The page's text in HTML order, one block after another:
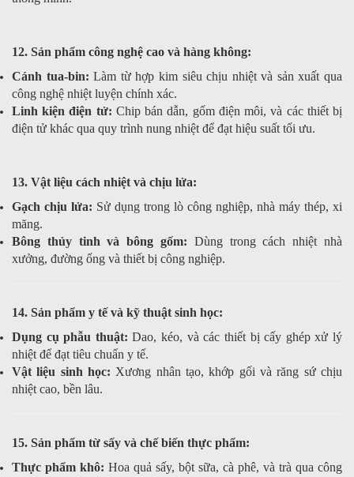
12. Sản phẩm công nghệ cao và hàng không:
Cánh tua-bin: Làm từ hợp kim siêu chịu nhiệt và sản xuất qua
công nghệ nhiệt luyện chính xác.
Linh kiện điện tử: Chip bán dẫn, gốm điện môi, và các thiết bị
điện tử khác qua quy trình nung nhiệt để đạt hiệu suất tối ưu.
13. Vật liệu cách nhiệt và chịu lửa:
Gạch chịu lửa: Sử dụng trong lò công nghiệp, nhà máy thép, xi
măng.
Bông thủy tinh và bông gốm: Dùng trong cách nhiệt nhà
xưởng, đường ống và thiết bị công nghiệp.
14. Sản phẩm y tế và kỹ thuật sinh học:
Dụng cụ phẫu thuật: Dao, kéo, và các thiết bị cấy ghép xử lý
nhiệt để đạt tiêu chuẩn y tế.
Vật liệu sinh học: Xương nhân tạo, khớp gối và răng sứ chịu
nhiệt cao, bền lâu.
15. Sản phẩm từ sấy và chế biến thực phẩm:
Thực phẩm khô: Hoa quả sấy, bột sữa, cà phê, và trà qua công